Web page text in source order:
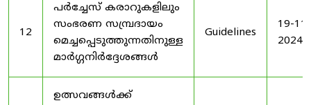
12
പർച്ചേസ് കരാറുകളിലും
സംഭരണ ​​സമ്പ്രദായം
മെച്ചപ്പെടുത്തുന്നതിനുള്ള
മാർഗ്ഗനിർദ്ദേശങ്ങൾ
Guidelines
19-11-
2024
ഉത്സവങ്ങൾക്ക്